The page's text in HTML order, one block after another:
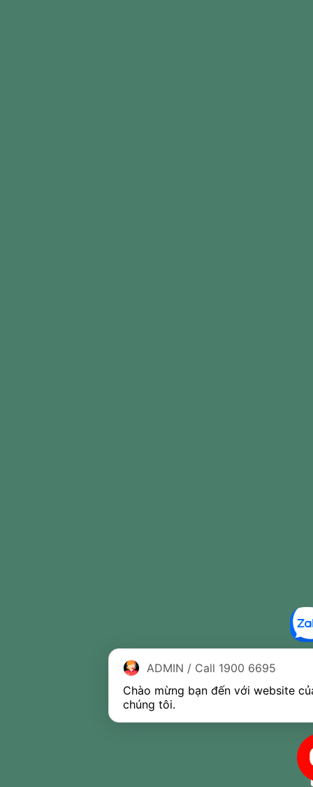
ADMIN / Call 1900 6695
Chào mừng bạn đến với website
chúng tôi.